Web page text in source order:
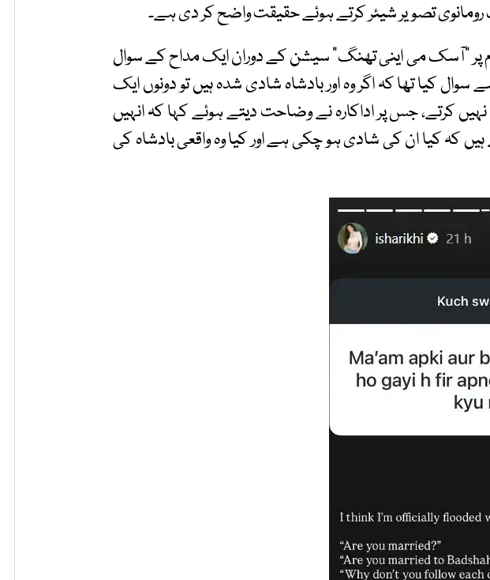
رومانوی تصویر شیئر کرتے ہوئے حقیقت واضح کر دی ہے۔
پر ”آسک می اینی تھنگ“ سیشن کے دوران ایک مداح کے سوال
کیا تھا کہ اگر وہ اور بادشاہ شادی شدہ ہیں تو دونوں ایک
نہیں کرتے، جس پر اداکارہ نے وضاحت دیتے ہوئے کہا کہ انہیں
کہ کیا ان کی شادی ہو چکی ہے اور کیا وہ واقعی بادشاہ کی